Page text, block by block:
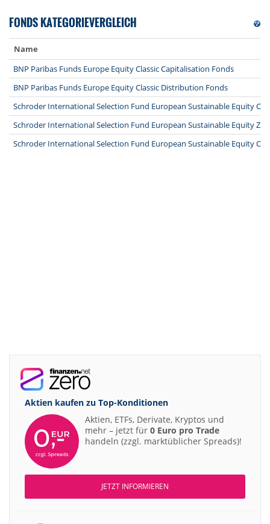
FONDS KATEGORIEVERGLEICH
Name
BNP Paribas Funds Europe Equity Classic Capitalisation Fonds
BNP Paribas Funds Europe Equity Classic Distribution Fonds
Schroder International Selection Fund European Sustainable Equity C
Schroder International Selection Fund European Sustainable Equity Z
Schroder International Selection Fund European Sustainable Equity C
Aktien kaufen zu Top-Konditionen
Aktien, ETFs, Derivate, Kryptos und
mehr – jetzt für 0 Euro pro Trade
handeln (zzgl. marktüblicher Spreads)!
JETZT INFORMIEREN